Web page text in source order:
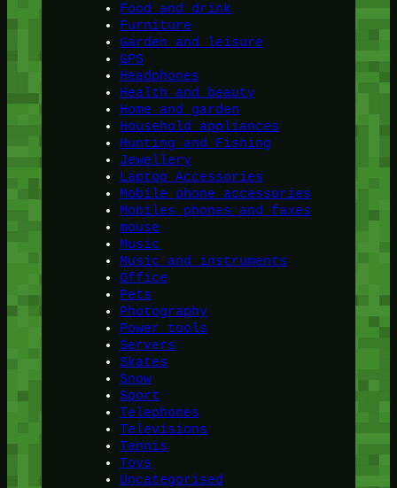
Food and drink
Furniture
Garden and leisure
GPS
Headphones
Health and beauty
Home and garden
Household appliances
Hunting and Fishing
Jewellery
Laptop Accessories
Mobile phone accessories
Mobiles phones and faxes
mouse
Music
Music and instruments
Office
Pets
Photography
Power tools
Servers
Skates
Snow
Sport
Telephones
Televisions
Tennis
Toys
Uncategorised